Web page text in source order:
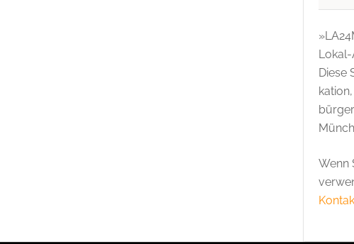
Lokal-
Diese
Wenn